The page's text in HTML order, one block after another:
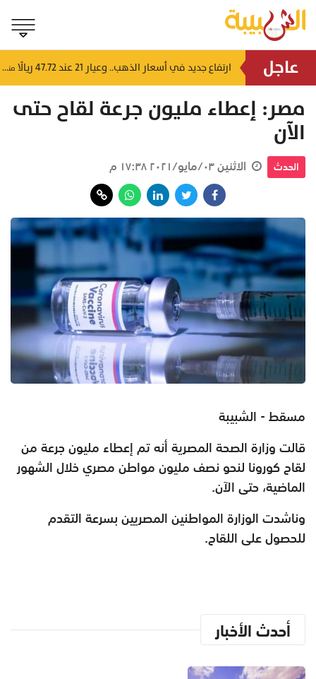
عاجل منذ ١٥ ساعة
ارتفاع جديد في أسعار الذهب.. وعيار 21 عند 47.72 ريالًا منذ ١٦ ساعة
مصر: إعطاء مليون جرعة لقاح حتى
الآن
الحدث الاثنين ٠٣/مايو/٢٠٢١ ١٧:٣٨ م
مسقط - الشبيبة
قالت ‏وزارة الصحة المصرية أنه تم إعطاء مليون جرعة من
لقاح ‎كورونا لنحو نصف مليون مواطن مصري خلال الشهور
الماضية، حتى الآن.
وناشدت الوزارة المواطنين المصريين بسرعة التقدم
للحصول على اللقاح.
أحدث الأخبار